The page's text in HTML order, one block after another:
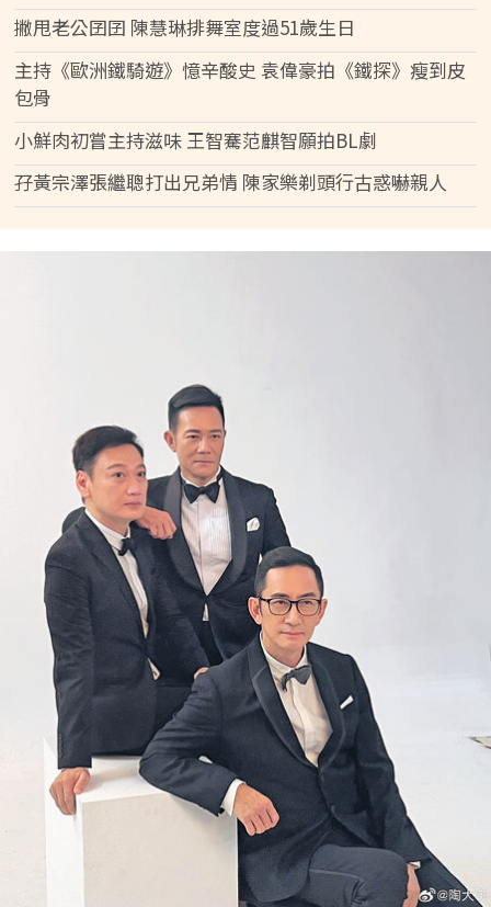
撇甩老公囝囝 陳慧琳排舞室度過51歲生日
主持《歐洲鐵騎遊》憶辛酸史 袁偉豪拍《鐵探》瘦到皮
包骨
小鮮肉初嘗主持滋味 王智騫范麒智願拍BL劇
孖黃宗澤張繼聰打出兄弟情 陳家樂剃頭行古惑嚇親人